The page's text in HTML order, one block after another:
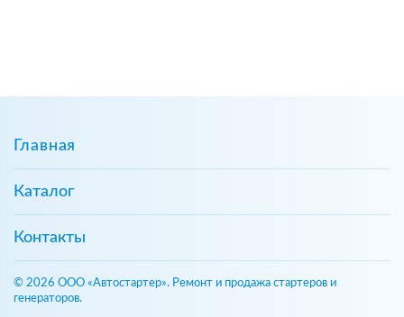
Главная
Каталог
Контакты
© 2026 ООО «Автостартер». Ремонт и продажа стартеров и
генераторов.